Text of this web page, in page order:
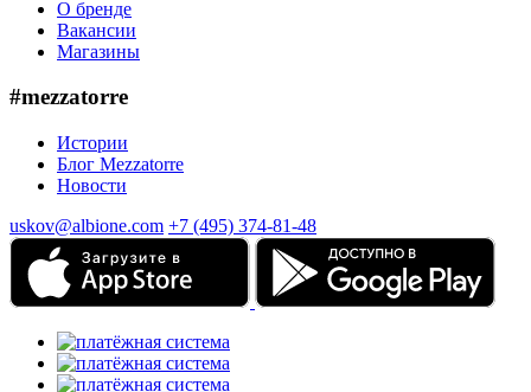
О бренде
Вакансии
Магазины
#mezzatorre
Истории
Блог Mezzatorre
Новости
uskov@albione.com +7 (495) 374-81-48